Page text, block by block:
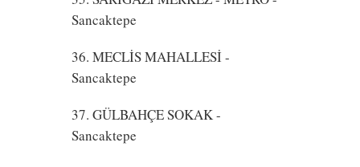
Sancaktepe
36. MECLİS MAHALLESİ-
Sancaktepe
37. GÜLBAHÇE SOKAK-
Sancaktepe